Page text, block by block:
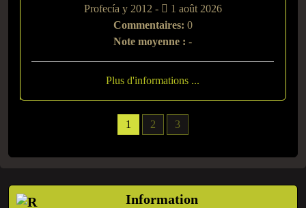
Information
1 2 3
Profecía y 2012 -
1 août 2026
Commentaires: 0
Note moyenne : -
Plus d'informations ...